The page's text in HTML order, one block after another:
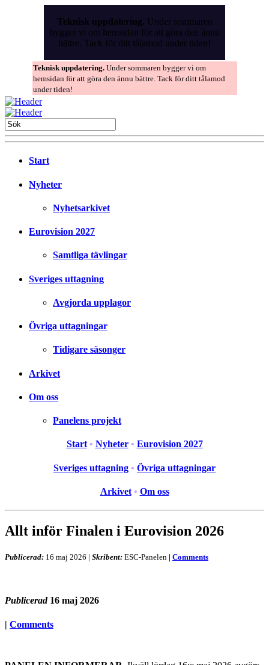
Teknisk uppdatering. Under sommaren
bygger vi om hemsidan för att göra den ännu
bättre. Tack för ditt tålamod under tiden!
Teknisk uppdatering. Under sommaren bygger vi om
hemsidan för att göra den ännu bättre. Tack för ditt tålamod
under tiden!
Start
Nyheter
Nyhetsarkivet
Eurovision 2027
Samtliga tävlingar
Sveriges uttagning
Avgjorda upplagor
Övriga uttagningar
Tidigare säsonger
Arkivet
Om oss
Panelens projekt
Start • Nyheter • Eurovision 2027
Sveriges uttagning • Övriga uttagningar
Arkivet • Om oss
Allt inför Finalen i Eurovision 2026
Publicerad: 16 maj 2026 | Skribent: ESC-Panelen | Comments
Publicerad 16 maj 2026
| Comments